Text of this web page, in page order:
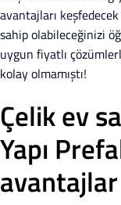
avantajları keşfedecek
sahip olabileceğinizi
uygun fiyatlı
kolay olmamıştı!
Çelik ev
Yapı
avantajlar